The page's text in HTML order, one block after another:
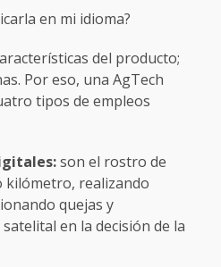
en mi idioma?
del producto;
Por eso, una AgTech
tipos de empleos
son el rostro de
kilómetro, realizando
quejas y
en la decisión de la